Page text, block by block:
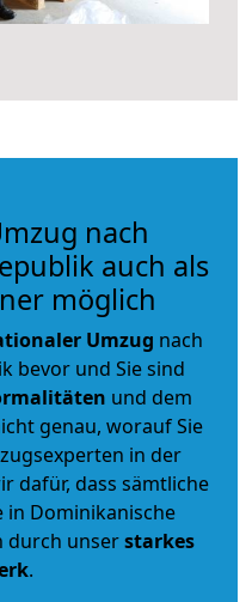
nach
auch als
möglich
Umzug nach
bevor und Sie sind
und dem
genau, worauf Sie
in der
dafür, dass sämtliche
in Dominikanische
durch unserstarkes
.